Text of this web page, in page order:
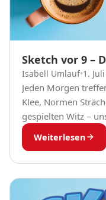
Sketch vor 9 –
Isabell Umlauf•1.
Jeden Morgen
Klee, Normen
gespielten Witz –
Weiterlesen